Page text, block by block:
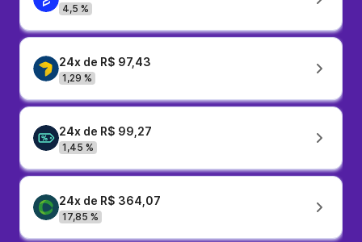
4,5 %
24x de R$ 97,43
1,29 %
24x de R$ 99,27
1,45 %
24x de R$ 364,07
17,85 %